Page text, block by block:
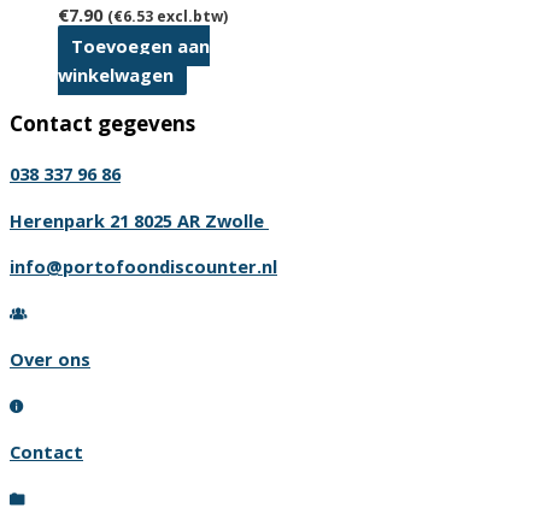
de
productpagina
€7.90 (€6.53 excl.btw)
Toevoegen aan
winkelwagen
Contact gegevens
038 337 96 86
Herenpark 21 8025 AR Zwolle
info@portofoondiscounter.nl
Over ons
Contact